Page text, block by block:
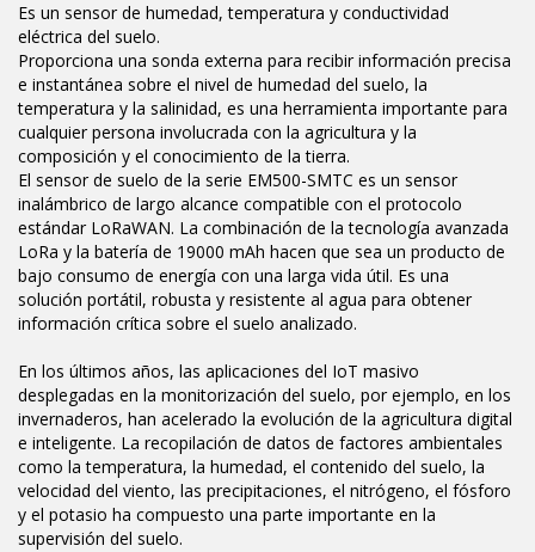
Es un sensor de humedad, temperatura y conductividad
eléctrica del suelo.
Proporciona una sonda externa para recibir información precisa
e instantánea sobre el nivel de humedad del suelo, la
temperatura y la salinidad, es una herramienta importante para
cualquier persona involucrada con la agricultura y la
composición y el conocimiento de la tierra.
El sensor de suelo de la serie EM500-SMTC es un sensor
inalámbrico de largo alcance compatible con el protocolo
estándar LoRaWAN. La combinación de la tecnología avanzada
LoRa y la batería de 19000 mAh hacen que sea un producto de
bajo consumo de energía con una larga vida útil. Es una
solución portátil, robusta y resistente al agua para obtener
información crítica sobre el suelo analizado.
En los últimos años, las aplicaciones del IoT masivo
desplegadas en la monitorización del suelo, por ejemplo, en los
invernaderos, han acelerado la evolución de la agricultura digital
e inteligente. La recopilación de datos de factores ambientales
como la temperatura, la humedad, el contenido del suelo, la
velocidad del viento, las precipitaciones, el nitrógeno, el fósforo
y el potasio ha compuesto una parte importante en la
supervisión del suelo.